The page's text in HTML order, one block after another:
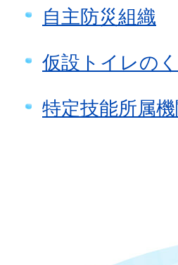
自主防災組織
仮設トイレの
特定技能所属